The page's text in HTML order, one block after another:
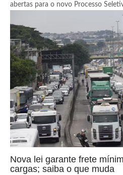
abertas para o novo Processo
Nova lei garante frete
cargas; saiba o que muda